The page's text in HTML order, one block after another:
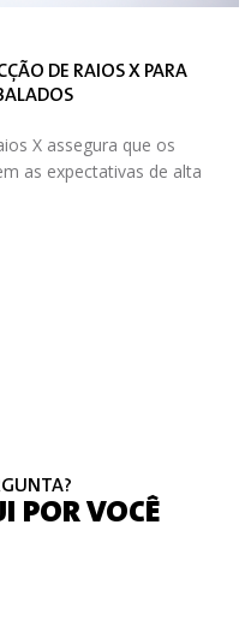
DE RAIOS X PARA
X assegura que os
as expectativas de alta
POR VOCÊ